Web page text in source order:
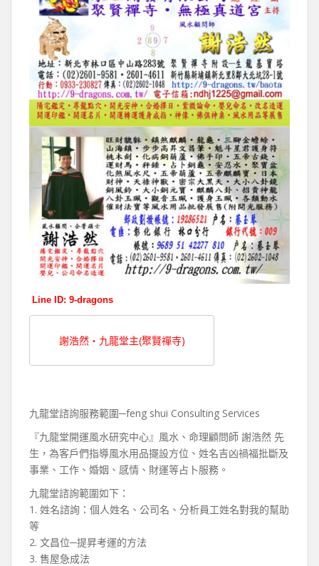
Line ID: 9-dragons
謝浩然‧九龍堂主(聚賢禪寺)
九龍堂諮詢服務範圍─feng shui Consulting Services
『九龍堂開運風水研究中心』風水、命理顧問師 謝浩然 先
生，為客戶們指導風水用品擺設方位、姓名吉凶禍福批斷及
事業、工作、婚姻、感情、財運等占卜服務。
九龍堂諮詢範圍如下：
1. 姓名諮詢：個人姓名、公司名、分析員工姓名對我的幫助
等
2. 文昌位─提昇考運的方法
3. 售屋急成法